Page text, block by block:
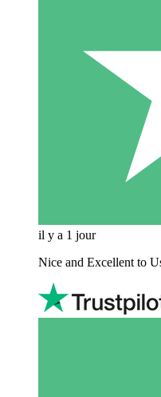
il y a 1 jour
Nice and Excellent to